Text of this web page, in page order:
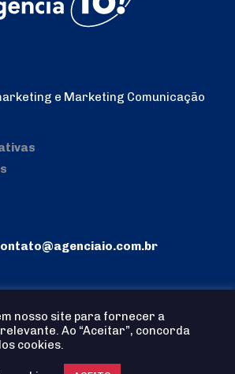
e Marketing Comunicação
nosso site para fornecer a
Ao “Aceitar”, concorda
cookies.